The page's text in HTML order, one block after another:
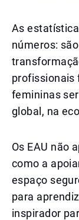
As
números:
profissionais
femininas
global, na
Os EAU não
como a
espaço
para
inspirador